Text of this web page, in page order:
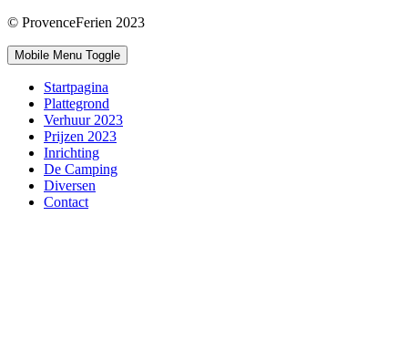
© ProvenceFerien 2023
Mobile Menu Toggle
Startpagina
Plattegrond
Verhuur 2023
Prijzen 2023
Inrichting
De Camping
Diversen
Contact